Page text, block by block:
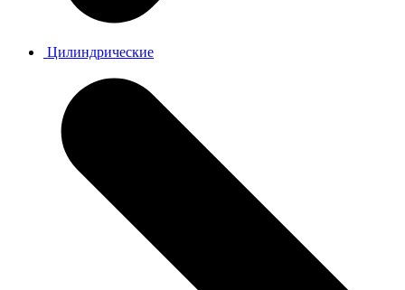
Цилиндрические